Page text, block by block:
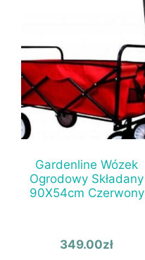
Gardenline Wózek
Ogrodowy Składany
90X54cm Czerwony
349.00zł